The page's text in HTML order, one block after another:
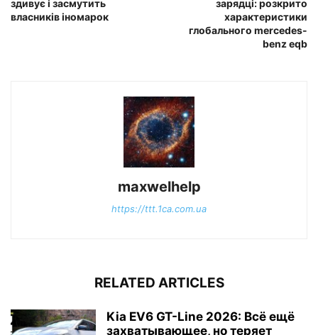
здивує і засмутить
власників іномарок
зарядці: розкрито
характеристики
глобального mercedes-
benz eqb
maxwelhelp
https://ttt.1ca.com.ua
RELATED ARTICLES
Kia EV6 GT-Line 2026: Всё ещё
захватывающее, но теряет